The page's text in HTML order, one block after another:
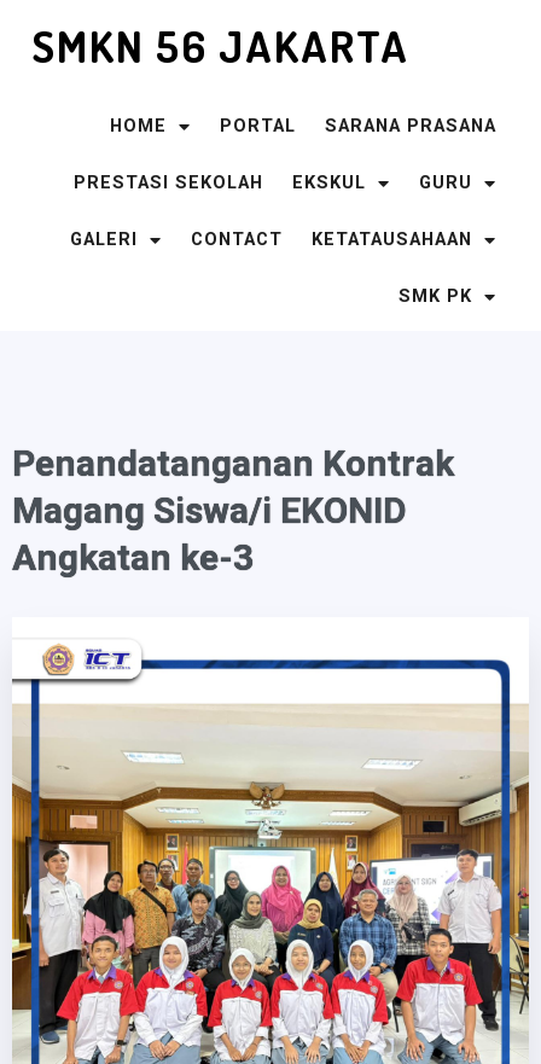
SMKN 56 JAKARTA
HOME PORTAL SARANA PRASANA
PRESTASI SEKOLAH EKSKUL GURU
GALERI CONTACT KETATAUSAHAAN
SMK PK
Penandatanganan Kontrak
Magang Siswa/i EKONID
Angkatan ke-3